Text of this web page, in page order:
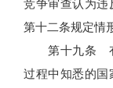
竞争审查认为违
第十二条规定情
第十九条 有
过程中知悉的国